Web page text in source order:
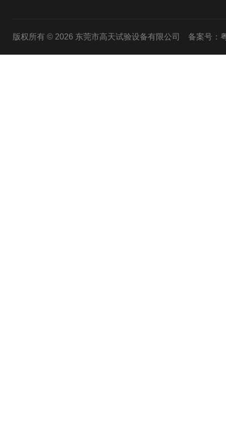
版权所有 © 2026 东莞市高天试验设备有限公司 备案号：